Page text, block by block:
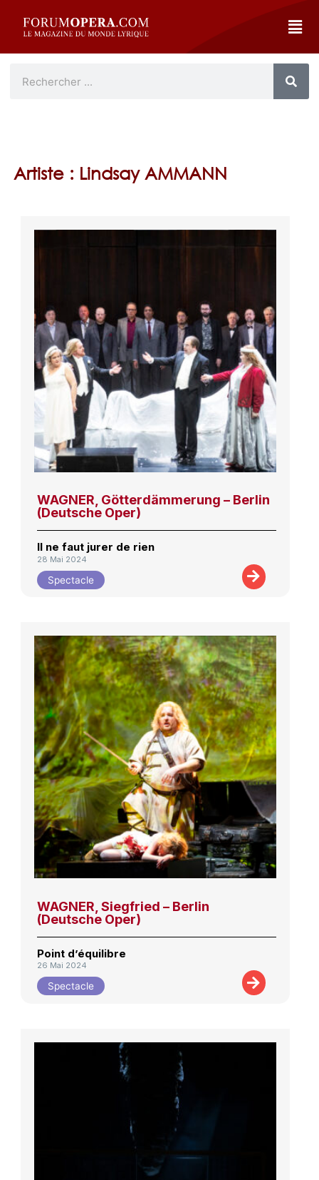
Artiste : Lindsay AMMANN
WAGNER, Götterdämmerung – Berlin
(Deutsche Oper)
Il ne faut jurer de rien
28 Mai 2024
Spectacle
WAGNER, Siegfried – Berlin
(Deutsche Oper)
Point d’équilibre
26 Mai 2024
Spectacle